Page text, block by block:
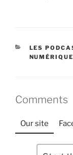
LES
NUMÉRIQUE
Comments
Our site